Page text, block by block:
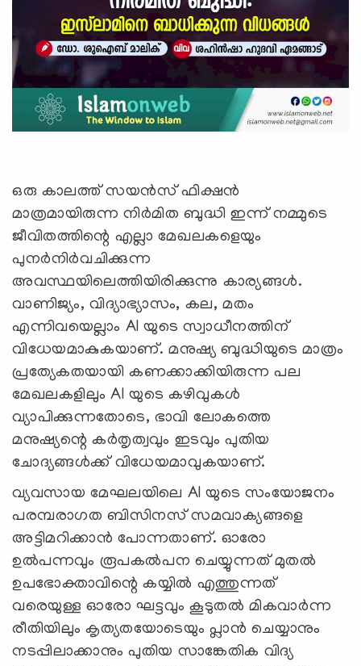
ഒരു കാലത്ത് സയന്‍സ് ഫിക്ഷന്‍
മാത്രമായിരുന്ന നിര്‍മിത ബുദ്ധി ഇന്ന് നമ്മുടെ
ജീവിതത്തിന്റെ എല്ലാ മേഖലകളെയും
പുനര്‍നിര്‍വചിക്കുന്ന
അവസ്ഥയിലെത്തിയിരിക്കുന്നു കാര്യങ്ങള്‍.
വാണിജ്യം, വിദ്യാഭ്യാസം, കല, മതം
എന്നിവയെല്ലാം AI യുടെ സ്വാധീനത്തിന്
വിധേയമാകുകയാണ്. മനുഷ്യ ബുദ്ധിയുടെ മാത്രം
പ്രത്യേകതയായി കണക്കാക്കിയിരുന്ന പല
മേഖലകളിലും AI യുടെ കഴിവുകള്‍
വ്യാപിക്കുന്നതോടെ, ഭാവി ലോകത്തെ
മനുഷ്യന്റെ കര്‍തൃത്വവും ഇടവും പുതിയ
ചോദ്യങ്ങള്‍ക്ക് വിധേയമാവുകയാണ്.
വ്യവസായ മേഘലയിലെ AI യുടെ സംയോജനം
പരമ്പരാഗത ബിസിനസ് സമവാക്യങ്ങളെ
അട്ടിമറിക്കാന്‍ പോന്നതാണ്. ഓരോ
ഉല്‍പന്നവും രൂപകല്‍പന ചെയ്യുന്നത് മുതല്‍
ഉപഭോക്താവിന്റെ കയ്യില്‍ എത്തുന്നത്
വരെയുള്ള ഓരോ ഘട്ടവും കൂടുതല്‍ മികവാര്‍ന്ന
രീതിയിലും കൃത്യതയോടെയും പ്ലാന്‍ ചെയ്യാനും
നടപ്പിലാക്കാനും പുതിയ സാങ്കേതിക വിദ്യ